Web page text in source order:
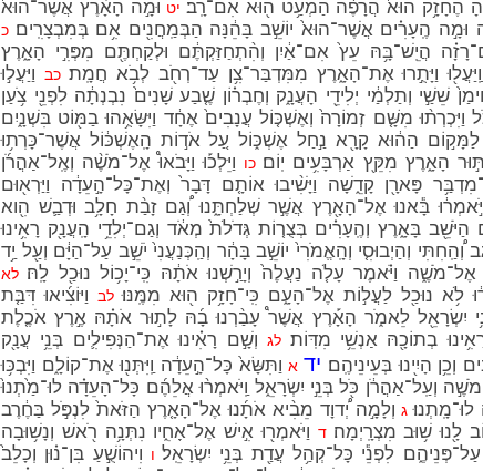
הֶחָזָ֥ק הוּא֙ הֲרָפֶ֔ה הַמְעַ֥ט ה֖וּא אִם־רָֽב׃יט וּמָ֣ה הָאָ֗רֶץ אֲשֶׁר־הוּא֙
הֶֽעָרִ֗ים אֲשֶׁר־הוּא֙ יוֹשֵׁ֣ב בָּהֵ֔נָּה הַבְּמַֽחֲנִ֖ים אִ֥ם בְּמִבְצָרִֽים׃ כ
הֲיֵֽשׁ־בָּ֥הּ עֵץ֙ אִם־אַ֔יִן וְהִ֨תְחַזַּקְתֶּ֔ם וּלְקַחְתֶּ֖ם מִפְּרִ֣י הָאָ֑רֶץ
וַיָּתֻ֣רוּ אֶת־הָאָ֑רֶץ מִמִּדְבַּר־צִ֥ן עַד־רְחֹ֖ב לְבֹ֥א חֲמָֽת׃ כב וַיַּעֲל֣וּ
שֵׁשַׁ֣י וְתַלְמַ֔י יְלִידֵ֖י הָעֲנָ֑ק וְחֶבְר֗וֹן שֶׁ֤בַע שָׁנִים֙ נִבְנְתָ֔ה לִפְנֵ֖י צֹ֥עַן
וַיִּכְרְת֨וּ מִשָּׁ֤ם זְמוֹרָה֙ וְאֶשְׁכּ֤וֹל עֲנָבִים֙ אֶחָ֔ד וַיִּשָּׂאֻ֥הוּ בַמּ֖וֹט בִּשְׁנָ֑יִם
הַה֔וּא קָרָ֖א נַ֣חַל אֶשְׁכּ֑וֹל עַ֚ל אֹד֣וֹת הָֽאֶשְׁכּ֔וֹל אֲשֶׁר־כָּרְת֥וּ
הָאָ֑רֶץ מִקֵּ֖ץ אַרְבָּעִ֥ים יֽוֹם׃ כו וַיֵּלְכ֡וּ וַיָּבֹאוּ֩ אֶל־מֹשֶׁ֨ה וְאֶֽל־אַהֲרֹ֜ן
פָּארָ֖ן קָדֵ֑שָׁה וַיָּשִׁ֨יבוּ אוֹתָ֤ם דָּבָר֙ וְאֶת־כָּל־הָ֣עֵדָ֔ה וַיַּרְא֖וּם
וַיֹּ֣אמְר֔וּ בָּ֕אנוּ אֶל־הָאָ֖רֶץ אֲשֶׁ֣ר שְׁלַחְתָּ֑נוּ וְ֠גַם זָבַ֨ת חָלָ֥ב וּדְבַ֛שׁ הִ֖וא
בָּאָ֑רֶץ וְהֶֽעָרִ֗ים בְּצֻר֤וֹת גְּדֹלֹת֙ מְאֹ֔ד וְגַם־יְלִדֵ֥י הָֽעֲנָ֖ק רָאִ֥ינוּ
וְהַיְבוּסִ֤י וְהָֽאֱמֹרִי֙ יוֹשֵׁ֣ב בָּהָ֔ר וְהַֽכְּנַעֲנִי֙ יֹשֵׁ֣ב עַל־הַיָּ֔ם וְעַ֖ל יַ֥ד
וַיֹּ֗אמֶר עָלֹ֤ה נַעֲלֶה֙ וְיָרַ֣שְׁנוּ אֹתָ֔הּ כִּֽי־יָכ֥וֹל נוּכַ֖ל לָֽהּ׃ לא
לֹ֥א נוּכַ֖ל לַעֲל֣וֹת אֶל־הָעָ֑ם כִּֽי־חָזָ֥ק ה֖וּא מִמֶּֽנּוּ׃לב וַיּוֹצִ֜יאוּ דִּבַּ֤ת
יִשְׂרָאֵ֖ל לֵאמֹ֑ר הָאָ֡רֶץ אֲשֶׁר֩ עָבַ֨רְנוּ בָ֜הּ לָת֣וּר אֹתָ֗הּ אֶ֣רֶץ אֹכֶ֤לֶת
בְתוֹכָ֖הּ אַנְשֵׁ֥י מִדּֽוֹת׃ לגוְשָׁ֣ם רָאִ֗ינוּ אֶת־הַנְּפִילִ֛ים בְּנֵ֥י עֲנָ֖ק
וְכֵ֥ן הָיִ֖ינוּ בְּעֵינֵיהֶֽם׃ ידאוַתִּשָּׂא֙ כָּל־הָ֣עֵדָ֔ה וַֽיִּתְּנ֖וּ אֶת־קוֹלָ֑ם וַיִּבְכּ֥וּ
וְעַֽל־אַהֲרֹ֔ן כֹּ֖ל בְּנֵ֣י יִשְׂרָאֵ֑ל וַֽיֹּאמְר֨וּ אֲלֵהֶ֜ם כָּל־הָעֵדָ֗ה לוּ־מַ֙תְנוּ֙
גוְלָמָ֣ה יְ֠דוָד מֵבִ֨יא אֹתָ֜נוּ אֶל־הָאָ֤רֶץ הַזֹּאת֙ לִנְפֹּ֣ל בַּחֶ֔רֶב
לָ֖נוּ שׁ֥וּב מִצְרָֽיְמָה׃ ד וַיֹּאמְר֖וּ אִ֣ישׁ אֶל־אָחִ֑יו נִתְּנָ֥ה רֹ֖אשׁ וְנָשׁ֥וּבָה
לִפְנֵ֕י כָּל־קְהַ֥ל עֲדַ֖ת בְּנֵ֥י יִשְׂרָאֵֽל׃ו וִיהוֹשֻׁ֣עַ בִּן־נ֗וּן וְכָלֵב֙